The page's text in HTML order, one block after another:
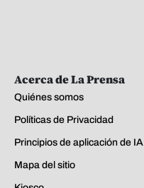
Acerca de La Prensa
Quiénes somos
Políticas de Privacidad
Principios de aplicación de IA
Mapa del sitio